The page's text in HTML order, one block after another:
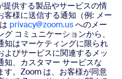
供する製品やサービスの情
客様に送信する通知（例: メー
privacy@zoom.usへのメー
コミュニケーションから、
知はマーケティングに限られ
よびサービスに関連するメッ
知、カスタマー サービスな
す。Zoom は、お客様が同意